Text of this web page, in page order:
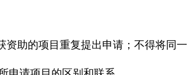
助的项目重复提出申请；不得将同一